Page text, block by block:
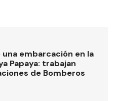
embarcación en la
Papaya: trabajan
de Bomberos